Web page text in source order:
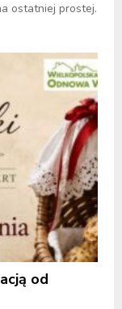
ostatniej prostej.
od